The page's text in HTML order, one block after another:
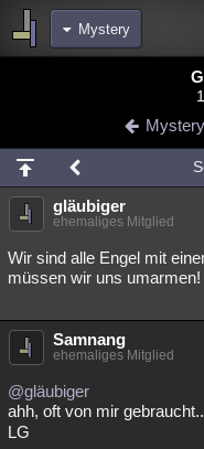
Mystery
Chat Wiki
meine Rubriken
Menschen Wissenschaft
Spiritualität
weitere Rubriken
Philosophie Träume
Astronomie Helpdesk
Mystery
gläubiger
ehemaliges Mitglied
Wir sind alle Engel mit
müssen wir uns umarmen!
Samnang
ehemaliges Mitglied
@gläubiger
ahh, oft von mir
LG